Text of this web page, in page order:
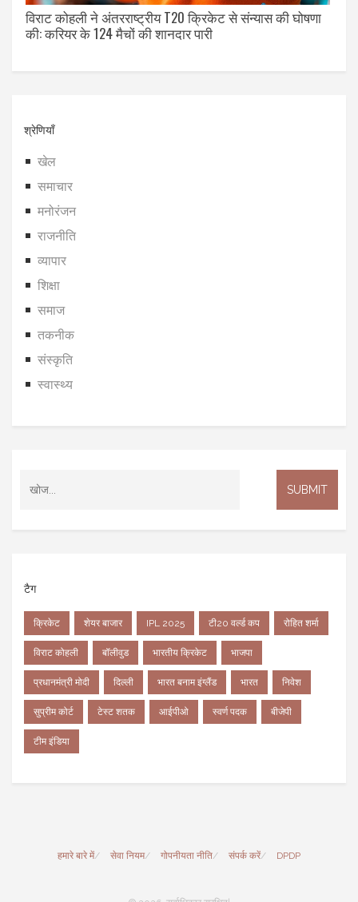
विराट कोहली ने अंतरराष्ट्रीय T20 क्रिकेट से संन्यास की घोषणा
की: करियर के 124 मैचों की शानदार पारी
श्रेणियाँ
खेल
समाचार
मनोरंजन
राजनीति
व्यापार
शिक्षा
समाज
तकनीक
संस्कृति
स्वास्थ्य
टैग
क्रिकेट शेयर बाजार IPL 2025 टी20 वर्ल्ड कप रोहित शर्मा
विराट कोहली बॉलीवुड भारतीय क्रिकेट भाजपा
प्रधानमंत्री मोदी दिल्ली भारत बनाम इंग्लैंड भारत निवेश
सुप्रीम कोर्ट टेस्ट शतक आईपीओ स्वर्ण पदक बीजेपी
टीम इंडिया
हमारे बारे में सेवा नियम गोपनीयता नीति संपर्क करें DPDP